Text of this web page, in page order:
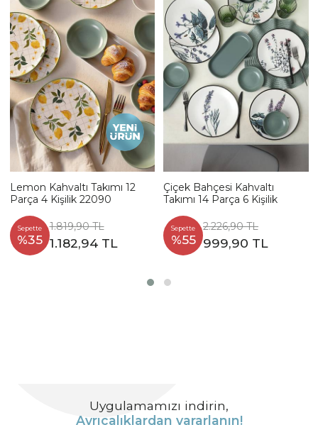
Lemon Kahvaltı Takımı 12
Parça 4 Kişilik 22090
Sepette
%35
1.819,90 TL
1.182,94 TL
Çiçek Bahçesi Kahvaltı
Takımı 14 Parça 6 Kişilik
Sepette
%55
2.226,90 TL
999,90 TL
Uygulamamızı indirin,
Ayrıcalıklardan yararlanın!